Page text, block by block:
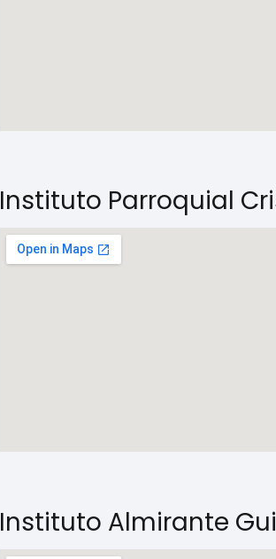
Instituto Parroquial
Instituto Almirante